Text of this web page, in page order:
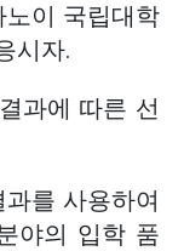
이 국립대학
시자.
과에 따른 선
를 사용하여
야의 입학 품